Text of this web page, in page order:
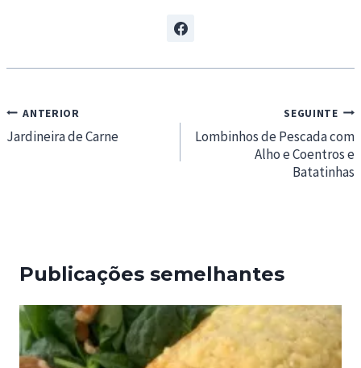
Navegação
de
ANTERIOR
Jardineira de Carne
SEGUINTE
Lombinhos de Pescada com
Alho e Coentros e
Batatinhas
Publicações semelhantes